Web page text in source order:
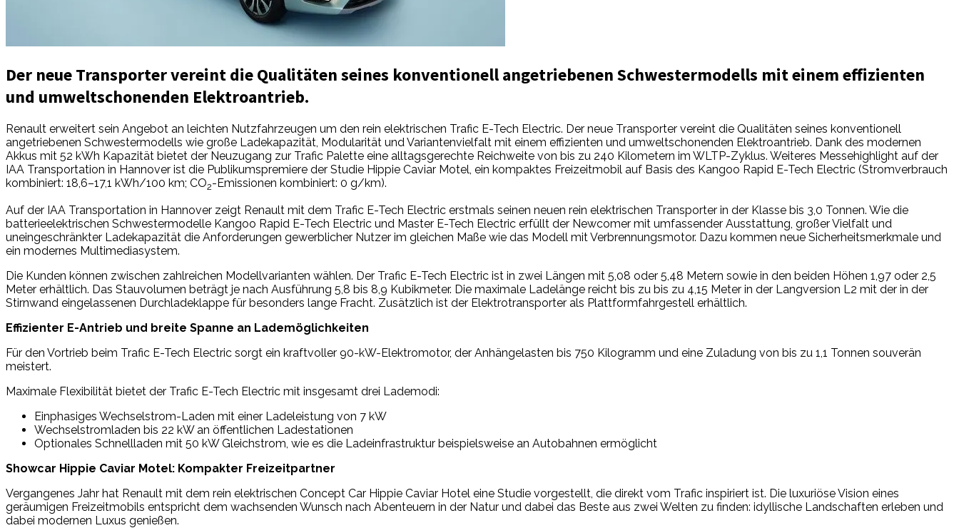
Der neue Transporter vereint die Qualitäten seines konventionell angetriebenen Schwestermodells mit einem effizienten
und umweltschonenden Elektroantrieb.
Renault erweitert sein Angebot an leichten Nutzfahrzeugen um den rein elektrischen Trafic E-Tech Electric. Der neue Transporter vereint die Qualitäten seines konventionell
angetriebenen Schwestermodells wie große Ladekapazität, Modularität und Variantenvielfalt mit einem effizienten und umweltschonenden Elektroantrieb. Dank des modernen
Akkus mit 52 kWh Kapazität bietet der Neuzugang zur Trafic Palette eine alltagsgerechte Reichweite von bis zu 240 Kilometern im WLTP-Zyklus. Weiteres Messehighlight auf der
IAA Transportation in Hannover ist die Publikumspremiere der Studie Hippie Caviar Motel, ein kompaktes Freizeitmobil auf Basis des Kangoo Rapid E-Tech Electric (Stromverbrauch
kombiniert: 18,6–17,1 kWh/100 km; CO2-Emissionen kombiniert: 0 g/km).
Auf der IAA Transportation in Hannover zeigt Renault mit dem Trafic E-Tech Electric erstmals seinen neuen rein elektrischen Transporter in der Klasse bis 3,0 Tonnen. Wie die
batterieelektrischen Schwestermodelle Kangoo Rapid E-Tech Electric und Master E-Tech Electric erfüllt der Newcomer mit umfassender Ausstattung, großer Vielfalt und
uneingeschränkter Ladekapazität die Anforderungen gewerblicher Nutzer im gleichen Maße wie das Modell mit Verbrennungsmotor. Dazu kommen neue Sicherheitsmerkmale und
ein modernes Multimediasystem.
Die Kunden können zwischen zahlreichen Modellvarianten wählen. Der Trafic E-Tech Electric ist in zwei Längen mit 5,08 oder 5,48 Metern sowie in den beiden Höhen 1,97 oder 2,5
Meter erhältlich. Das Stauvolumen beträgt je nach Ausführung 5,8 bis 8,9 Kubikmeter. Die maximale Ladelänge reicht bis zu bis zu 4,15 Meter in der Langversion L2 mit der in der
Stirnwand eingelassenen Durchladeklappe für besonders lange Fracht. Zusätzlich ist der Elektrotransporter als Plattformfahrgestell erhältlich.
Effizienter E-Antrieb und breite Spanne an Lademöglichkeiten
Für den Vortrieb beim Trafic E-Tech Electric sorgt ein kraftvoller 90-kW-Elektromotor, der Anhängelasten bis 750 Kilogramm und eine Zuladung von bis zu 1,1 Tonnen souverän
meistert.
Maximale Flexibilität bietet der Trafic E-Tech Electric mit insgesamt drei Lademodi:
Einphasiges Wechselstrom-Laden mit einer Ladeleistung von 7 kW
Wechselstromladen bis 22 kW an öffentlichen Ladestationen
Optionales Schnellladen mit 50 kW Gleichstrom, wie es die Ladeinfrastruktur beispielsweise an Autobahnen ermöglicht
Showcar Hippie Caviar Motel: Kompakter Freizeitpartner
Vergangenes Jahr hat Renault mit dem rein elektrischen Concept Car Hippie Caviar Hotel eine Studie vorgestellt, die direkt vom Trafic inspiriert ist. Die luxuriöse Vision eines
geräumigen Freizeitmobils entspricht dem wachsenden Wunsch nach Abenteuern in der Natur und dabei das Beste aus zwei Welten zu finden: idyllische Landschaften erleben und
dabei modernen Luxus genießen.